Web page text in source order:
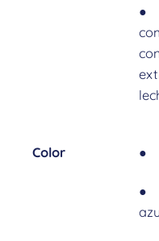
●
Color ●
●